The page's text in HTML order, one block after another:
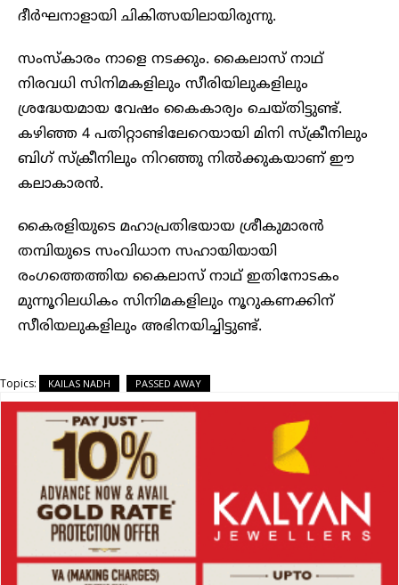
ദീർഘനാളായി ചികിത്സയിലായിരുന്നു.
സംസ്‌കാരം നാളെ നടക്കും. കൈലാസ് നാഥ്
നിരവധി സിനിമകളിലും സീരിയിലുകളിലും
ശ്രദ്ധേയമായ വേഷം കൈകാര്യം ചെയ്തിട്ടുണ്ട്.
കഴിഞ്ഞ 4 പതിറ്റാണ്ടിലേറെയായി മിനി സ്‌ക്രീനിലും
ബിഗ് സ്‌ക്രീനിലും നിറഞ്ഞു നിൽക്കുകയാണ് ഈ
കലാകാരൻ.
കൈരളിയുടെ മഹാപ്രതിഭയായ ശ്രീകുമാരൻ
തമ്പിയുടെ സംവിധാന സഹായിയായി
രംഗത്തെത്തിയ കൈലാസ് നാഥ് ഇതിനോടകം
മുന്നൂറിലധികം സിനിമകളിലും നൂറുകണക്കിന്
സീരിയലുകളിലും അഭിനയിച്ചിട്ടുണ്ട്.
Topics: KAILAS NADH PASSED AWAY